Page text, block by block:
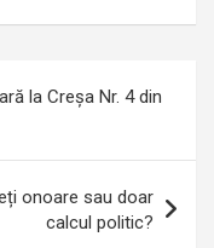
la Creșa Nr. 4 din
onoare sau doar
calcul politic?